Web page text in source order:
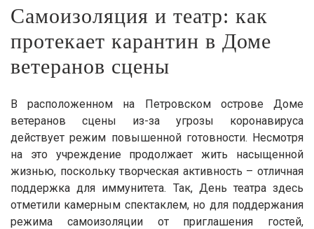
Самоизоляция и театр: как
протекает карантин в Доме
ветеранов сцены
В расположенном на Петровском острове Доме
ветеранов сцены из-за угрозы коронавируса
действует режим повышенной готовности. Несмотря
на это учреждение продолжает жить насыщенной
жизнью, поскольку творческая активность – отличная
поддержка для иммунитета. Так, День театра здесь
отметили камерным спектаклем, но для поддержания
режима самоизоляции от приглашения гостей,